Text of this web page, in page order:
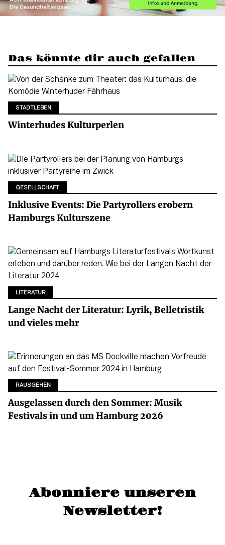
Das könnte dir auch gefallen
STADTLEBEN
Winterhudes Kulturperlen
GESELLSCHAFT
Inklusive Events: Die Partyrollers erobern
Hamburgs Kulturszene
LITERATUR
Lange Nacht der Literatur: Lyrik, Belletristik
und vieles mehr
RAUSGEHEN
Ausgelassen durch den Sommer: Musik
Festivals in und um Hamburg 2026
Abonniere unseren
Newsletter!